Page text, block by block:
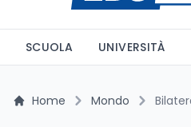
SCUOLA UNIVERSITÀ
Home Mondo